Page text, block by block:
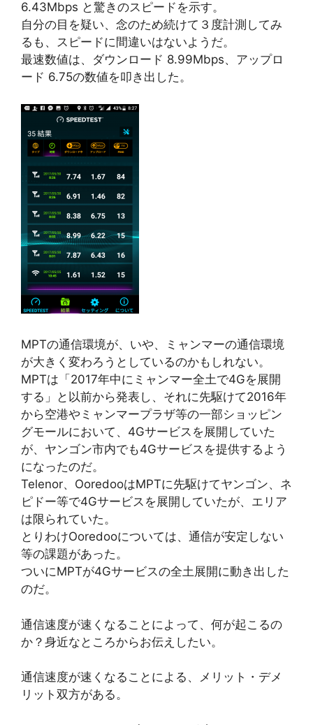
6.43Mbps と驚きのスピードを示す。
自分の目を疑い、念のため続けて３度計測してみ
るも、スピードに間違いはないようだ。
最速数値は、ダウンロード 8.99Mbps、アップロ
ード 6.75の数値を叩き出した。
MPTの通信環境が、いや、ミャンマーの通信環境
が大きく変わろうとしているのかもしれない。
MPTは「2017年中にミャンマー全土で4Gを展開
する」と以前から発表し、それに先駆けて2016年
から空港やミャンマープラザ等の一部ショッピン
グモールにおいて、4Gサービスを展開していた
が、ヤンゴン市内でも4Gサービスを提供するよう
になったのだ。
Telenor、OoredooはMPTに先駆けてヤンゴン、ネ
ピドー等で4Gサービスを展開していたが、エリア
は限られていた。
とりわけOoredooについては、通信が安定しない
等の課題があった。
ついにMPTが4Gサービスの全土展開に動き出した
のだ。
通信速度が速くなることによって、何が起こるの
か？身近なところからお伝えしたい。
通信速度が速くなることによる、メリット・デメ
リット双方がある。